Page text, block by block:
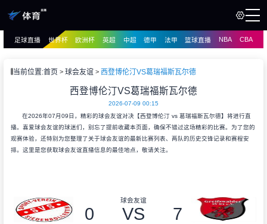
播
足球直播 世界杯 欧洲杯 英超 中超 德甲 法甲 篮球直播 NBA CBA
当前位置:首页 球会友谊 西登博伦汀VS葛瑞福斯瓦尔德
西登博伦汀VS葛瑞福斯瓦尔德
2026-07-09 00:15
在2026年07月09日，精彩的球会友谊对决【西登博伦汀 vs 葛瑞福斯瓦尔德】将进行直
播。喜爱球会友谊的球迷们，别忘了提前收藏本页面，确保不错过这场精彩的比赛。为了您的
观赛体验，还特别为您整理了关于球会友谊的最新比赛列表、两队的历史交锋记录和赛程安
排。这里是您获取球会友谊直播信息的最佳地点，敬请关注。
球会友谊
0 VS 7